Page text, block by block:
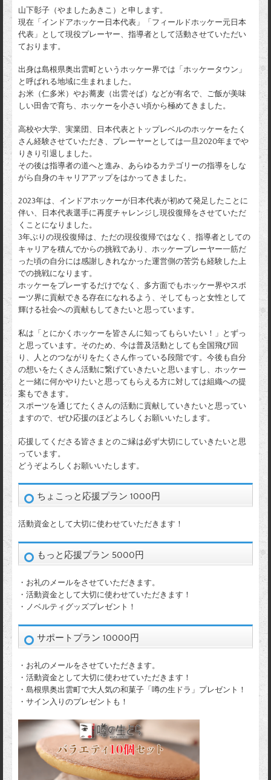
山下彰子（やましたあきこ）と申します。
現在「インドアホッケー日本代表」「フィールドホッケー元日本
代表」として現役プレーヤー、指導者として活動させていただい
ております。
出身は島根県奥出雲町というホッケー界では「ホッケータウン」
と呼ばれる地域に生まれました。
お米（仁多米）やお蕎麦（出雲そば）などが有名で、ご飯が美味
しい田舎で育ち、ホッケーを小さい頃から極めてきました。
高校や大学、実業団、日本代表とトップレベルのホッケーをたく
さん経験させていただき、プレーヤーとしては一旦2020年までや
りきり引退しました。
その後は指導者の道へと進み、あらゆるカテゴリーの指導をしな
がら自身のキャリアアップをはかってきました。
2023年は、インドアホッケーが日本代表が初めて発足したことに
伴い、日本代表選手に再度チャレンジし現役復帰をさせていただ
くことになりました。
3年ぶりの現役復帰は、ただの現役復帰ではなく、指導者としての
キャリアを積んでからの挑戦であり、ホッケープレーヤー一筋だ
った頃の自分には感謝しきれなかった運営側の苦労も経験した上
での挑戦になります。
ホッケーをプレーするだけでなく、多方面でもホッケー界やスポ
ーツ界に貢献できる存在になれるよう、そしてもっと女性として
輝ける社会への貢献もしてきたいと思っています。
私は「とにかくホッケーを皆さんに知ってもらいたい！」とずっ
と思っています。そのため、今は普及活動としても全国飛び回
り、人とのつながりをたくさん作っている段階です。今後も自分
の想いをたくさん活動に繋げていきたいと思いますし、ホッケー
と一緒に何かやりたいと思ってもらえる方に対しては組織への提
案もできます。
スポーツを通じてたくさんの活動に貢献していきたいと思ってい
ますので、ぜひ応援のほどよろしくお願いいたします。
応援してくださる皆さまとのご縁は必ず大切にしていきたいと思
っています。
どうぞよろしくお願いいたします。
ちょこっと応援プラン 1000円
活動資金として大切に使わせていただきます！
もっと応援プラン 5000円
・お礼のメールをさせていただきます。
・活動資金として大切に使わせていただきます！
・ノベルティグッズプレゼント！
サポートプラン 10000円
・お礼のメールをさせていただきます。
・活動資金として大切に使わせていただきます！
・島根県奥出雲町で大人気の和菓子「噂の生ドラ」プレゼント！
・サイン入りのプレゼントも！